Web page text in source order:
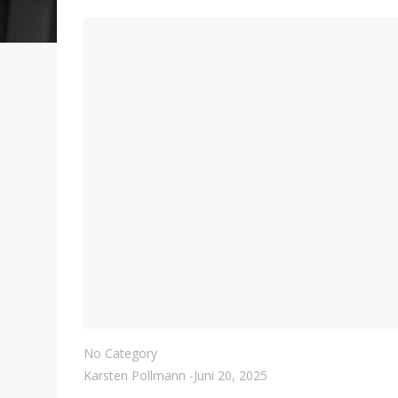
No Category
Karsten Pollmann -Juni 20, 2025